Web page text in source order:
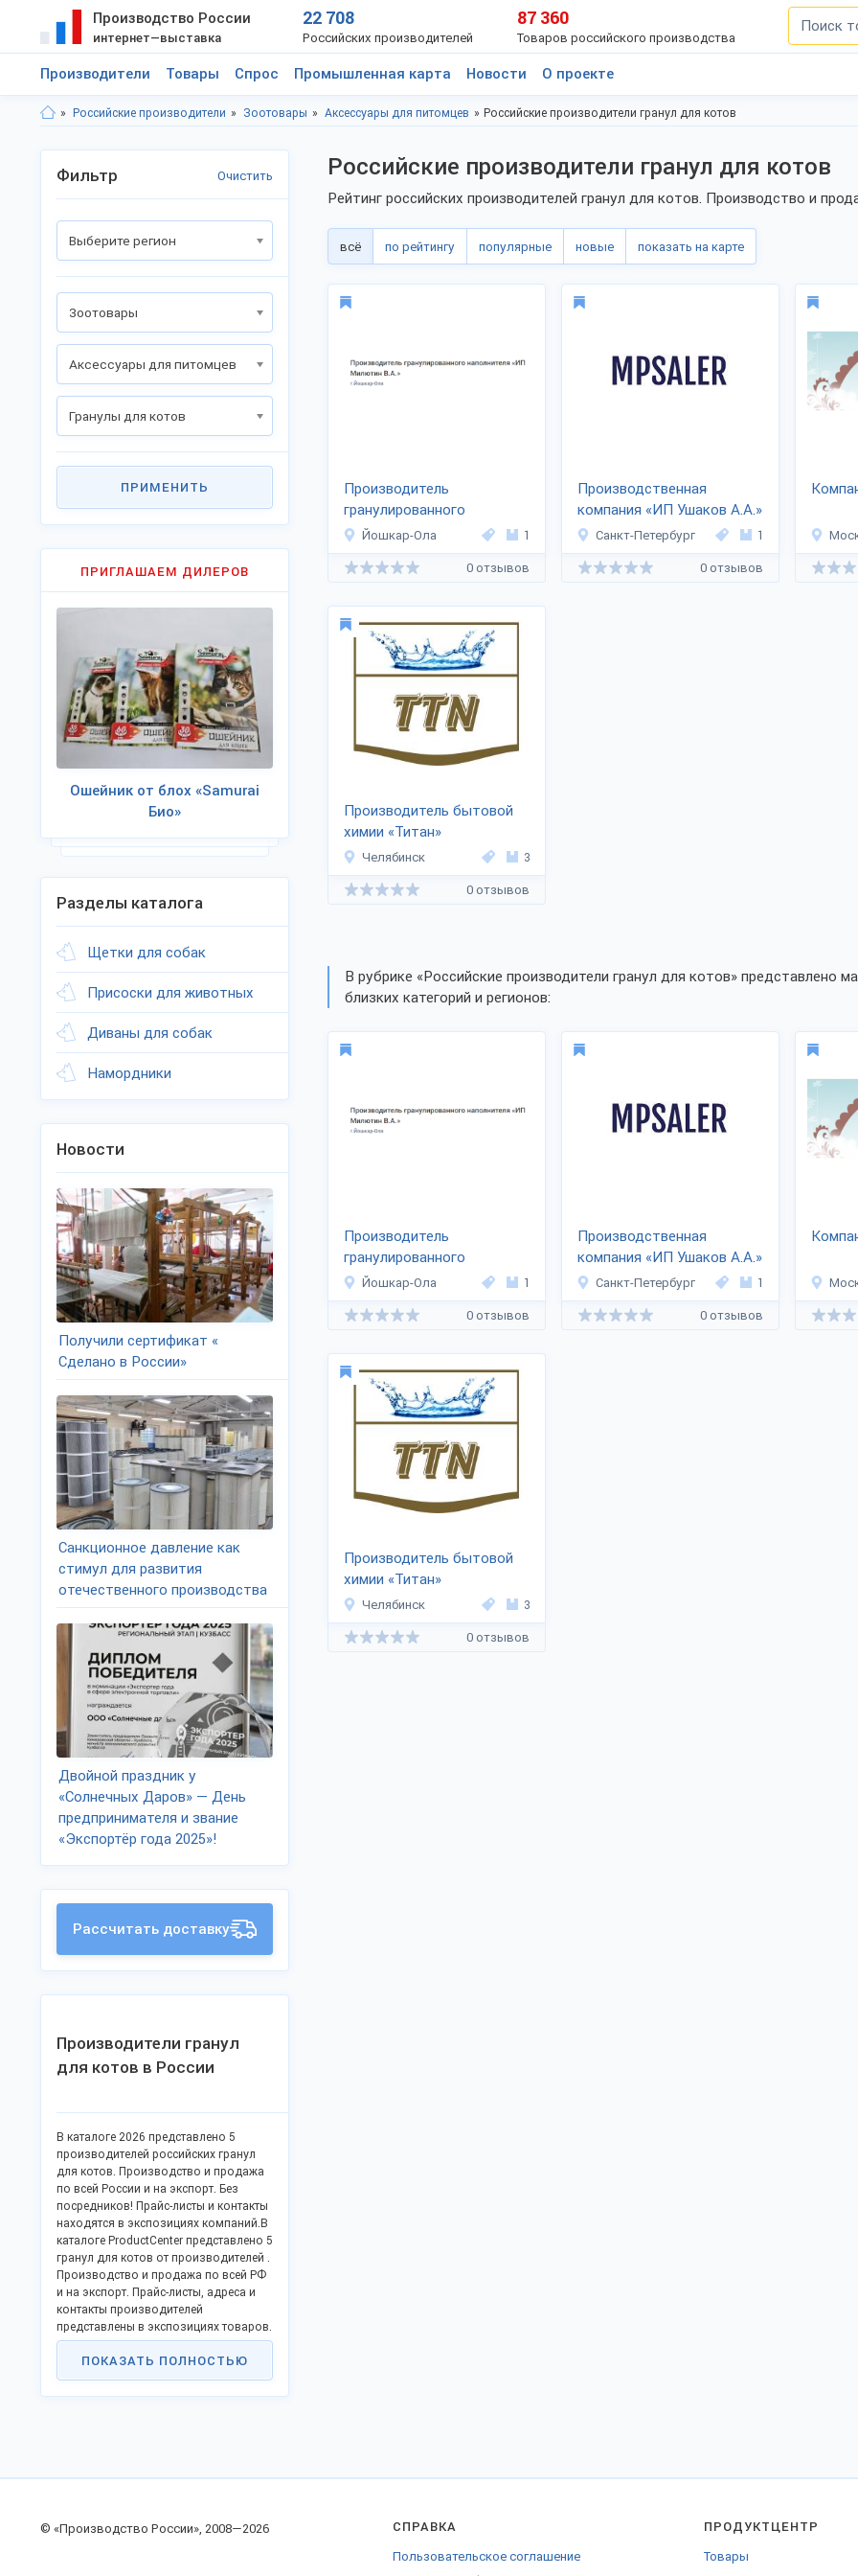
Производство России
интернет—выставка
22 708
Российских производителей
87 360
Товаров российского производства
Производители Товары Спрос Промышленная карта Новости О проекте
Российские производители Зоотовары Аксессуары для питомцев Российские производители гранул для котов
Российские производители гранул для котов
Рейтинг российских производителей гранул для котов. Производство и
всё по рейтингу популярные новые показать на карте
Производитель
гранулированного
наполнителя «ИП Милютин
В.А.»
Йошкар-Ола 1
0 отзывов
Производственная
компания «ИП Ушаков А.А.»
Санкт-Петербург 1
0 отзывов
Производитель бытовой
химии «Титан»
Челябинск 3
0 отзывов
В рубрике «Российские производители гранул для котов» представлено
близких категорий и регионов:
Производитель
гранулированного
наполнителя «ИП Милютин
В.А.»
Йошкар-Ола 1
0 отзывов
Производственная
компания «ИП Ушаков А.А.»
Санкт-Петербург 1
0 отзывов
Производитель бытовой
химии «Титан»
Челябинск 3
0 отзывов
Фильтр Очистить
Выберите регион
Зоотовары
Аксессуары для питомцев
Гранулы для котов
ПРИМЕНИТЬ
ПРИГЛАШАЕМ ДИЛЕРОВ
Ошейник от блох «Samurai
Био»
Разделы каталога
Щетки для собак
Присоски для животных
Диваны для собак
Намордники
Новости
Получили сертификат «
Сделано в России»
Санкционное давление как
стимул для развития
отечественного производства
Двойной праздник у
«Солнечных Даров» — День
предпринимателя и звание
«Экспортёр года 2025»!
Рассчитать доставку
Производители гранул
для котов в России
В каталоге 2026 представлено 5
производителей российских гранул
для котов. Производство и продажа
по всей России и на экспорт. Без
посредников! Прайс-листы и контакты
находятся в экспозициях компаний.В
каталоге ProductCenter представлено 5
гранул для котов от производителей .
Производство и продажа по всей РФ
и на экспорт. Прайс-листы, адреса и
контакты производителей
представлены в экспозициях товаров.
ПОКАЗАТЬ ПОЛНОСТЬЮ
© «Производство России», 2008—2026 СПРАВКА
Пользовательское соглашение
ПРОДУКТЦЕНТР
Товары